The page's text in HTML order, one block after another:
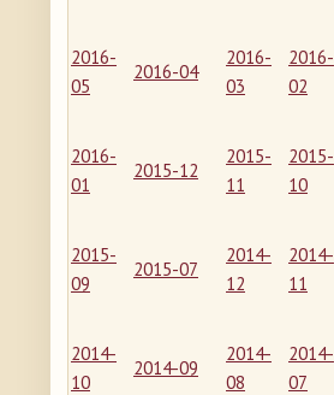
2016-
05
2016-04
2016-
03
2016-
02
2016-
01
2015-12
2015-
11
2015-
10
2015-
09
2015-07
2014-
12
2014-
11
2014-
10
2014-09
2014-
08
2014-
07